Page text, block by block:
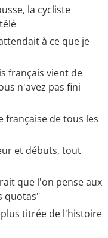
la cycliste
à ce que je
français vient de
n'avez pas fini
française de tous les
et débuts, tout
que l'on pense aux
quotas"
titrée de l'histoire